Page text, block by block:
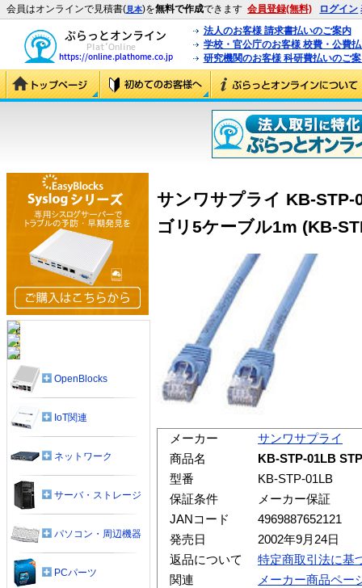
会員はオンラインで見積書(見本)を無料で作成できます 会員登録(無料) ログイン
法人のお客様 請求書払いのご案内
学校・官公庁のお客様 校費・公費
研究機関のお客様 科研費払いのご
サンワサプライ KB-
ゴリ5ケーブル1m (KB-
メーカー
サンワサプライ
商品名
KB-STP-01LB
型番
KB-STP-01LB
保証条件
メーカー保証
JANコード
4969887652121
発売日
2002年9月24日
返品について
特定商取引法に基
関連
メーカー商品ペー
OpenBlocks
IoT関連
ネットワーク
サーバ・ストレージ
パソコン・周辺機器
PCパーツ